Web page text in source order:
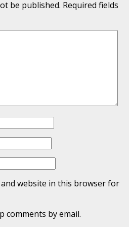
be published. Required fields
and website in this browser for
comments by email.